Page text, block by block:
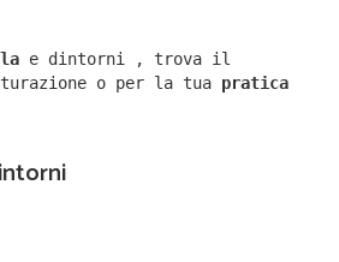
e dintorni ,
trova il
o per la tua pratica